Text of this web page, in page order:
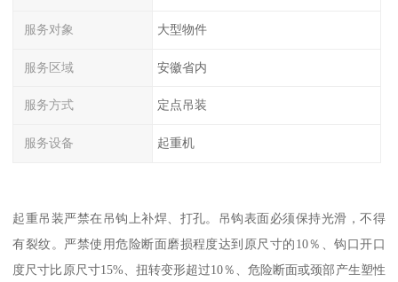
服务对象 大型物件
服务区域 安徽省内
服务方式 定点吊装
服务设备 起重机
起重吊装严禁在吊钩上补焊、打孔。吊钩表面必须保持光滑，不得
有裂纹。严禁使用危险断面磨损程度达到原尺寸的10％、钩口开口
度尺寸比原尺寸15%、扭转变形超过10％、危险断面或颈部产生塑性